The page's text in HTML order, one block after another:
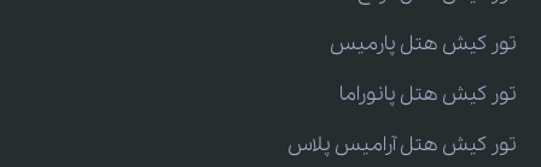
تور کیش هتل پارمیس
تور کیش هتل پانوراما
تور کیش هتل آرامیس پلاس